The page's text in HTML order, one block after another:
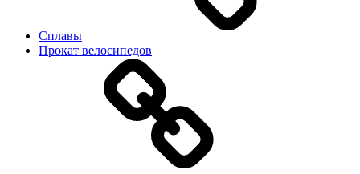
Сплавы
Прокат велосипедов